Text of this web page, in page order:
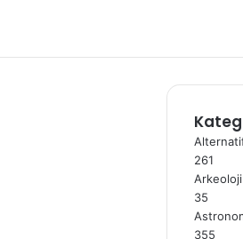
261
Arkeoloji
35
355